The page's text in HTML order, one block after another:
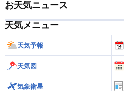
お天気ニュース
天気メニュー
天気予報
天気図
気象衛星